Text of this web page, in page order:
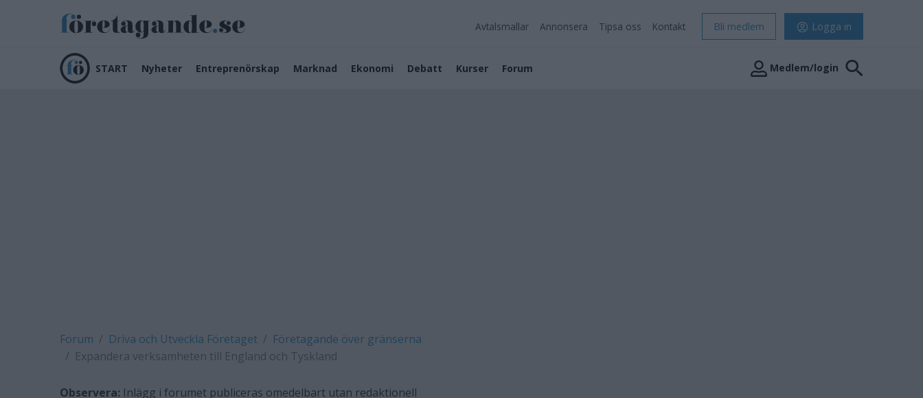
Avtalsmallar Annonsera Tipsa oss Kontakt Bli medlem Logga in
START Nyheter Entreprenörskap Marknad Ekonomi Debatt Kurser Forum Medlem/login
Forum Driva och Utveckla Företaget
Företagande över gränserna
Expandera verksamheten till England och Tyskland
Observera: Inlägg i forumet publiceras omedelbart utan redaktionell